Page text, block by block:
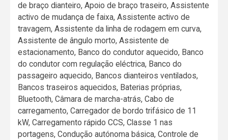
de braço dianteiro, Apoio de braço traseiro, Assistente
activo de mudança de faixa, Assistente activo de
travagem, Assistente da linha de rodagem em curva,
Assistente de ângulo morto, Assistente de
estacionamento, Banco do condutor aquecido, Banco
do condutor com regulação eléctrica, Banco do
passageiro aquecido, Bancos dianteiros ventilados,
Bancos traseiros aquecidos, Baterias próprias,
Bluetooth, Câmara de marcha-atrás, Cabo de
carregamento, Carregador de bordo trifásico de 11
kW, Carregamento rápido CCS, Classe 1 nas
portagens, Condução autónoma básica, Controle de